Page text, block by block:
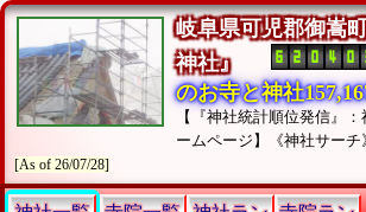
岐阜県可児郡御嵩
神社』
のお寺と神社
【『神社統計順位発信』
ームページ】《神社サー
[As of 26/07/28]